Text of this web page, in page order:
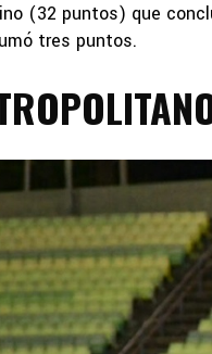
(32 puntos) que
tres puntos.